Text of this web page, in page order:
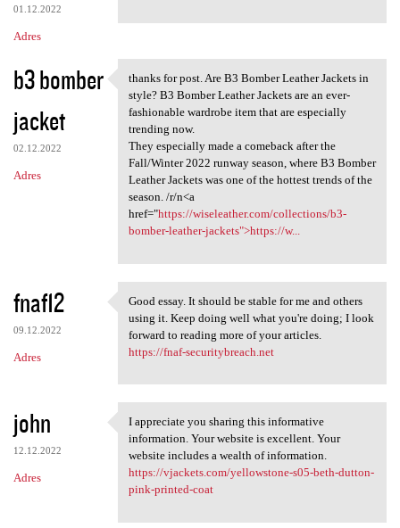
01.12.2022
Adres
b3 bomber
jacket
02.12.2022
Adres
thanks for post. Are B3
thanks for post. Are B3 Bomber Leather Jackets in
style? B3 Bomber Leather Jackets are an ever-
fashionable wardrobe item that are especially
trending now.
They especially made a comeback after the
Fall/Winter 2022 runway season, where B3 Bomber
Leather Jackets was one of the hottest trends of the
season. /r/n<a
href="https://wiseleather.com/collections/b3-
bomber-leather-jackets">https://w...
fnaf12
09.12.2022
Adres
Good essay. It should be
Good essay. It should be stable for me and others
using it. Keep doing well what you're doing; I look
forward to reading more of your articles.
https://fnaf-securitybreach.net
john
12.12.2022
Adres
I appreciate you sharing this
I appreciate you sharing this informative
information. Your website is excellent. Your
website includes a wealth of information.
https://vjackets.com/yellowstone-s05-beth-dutton-
pink-printed-coat